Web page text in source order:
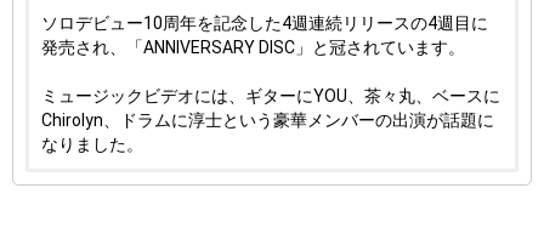
ソロデビュー10周年を記念した4週連続リリースの4週目に
発売され、「ANNIVERSARY DISC」と冠されています。
ミュージックビデオには、ギターにYOU、茶々丸、ベースに
Chirolyn、ドラムに淳士という豪華メンバーの出演が話題に
なりました。